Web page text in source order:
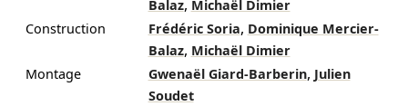
Balaz, Michaël Dimier
Construction
Frédéric Soria, Dominique Mercier-
Balaz, Michaël Dimier
Montage
Gwenaël Giard-Barberin, Julien
Soudet